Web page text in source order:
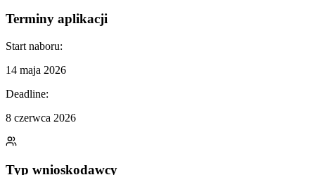
Terminy aplikacji
Start naboru:
14 maja 2026
Deadline:
8 czerwca 2026
Typ wnioskodawcy